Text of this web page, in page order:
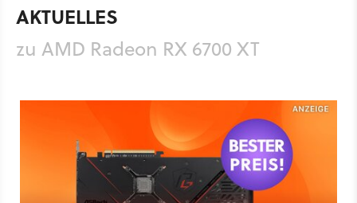
AKTUELLES
zu AMD Radeon RX 6700 XT